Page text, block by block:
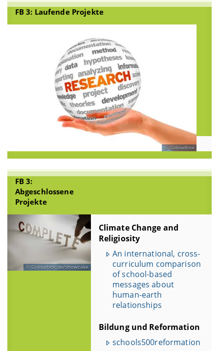
FB 3: Laufende Projekte
Colourbox
FB 3:
Abgeschlossene
Projekte
Colourbox.de/showcake
Climate Change and
Religiosity
An international, cross-
curriculum comparison
of school-based
messages about
human-earth
relationships
Bildung und Reformation
schools500reformation